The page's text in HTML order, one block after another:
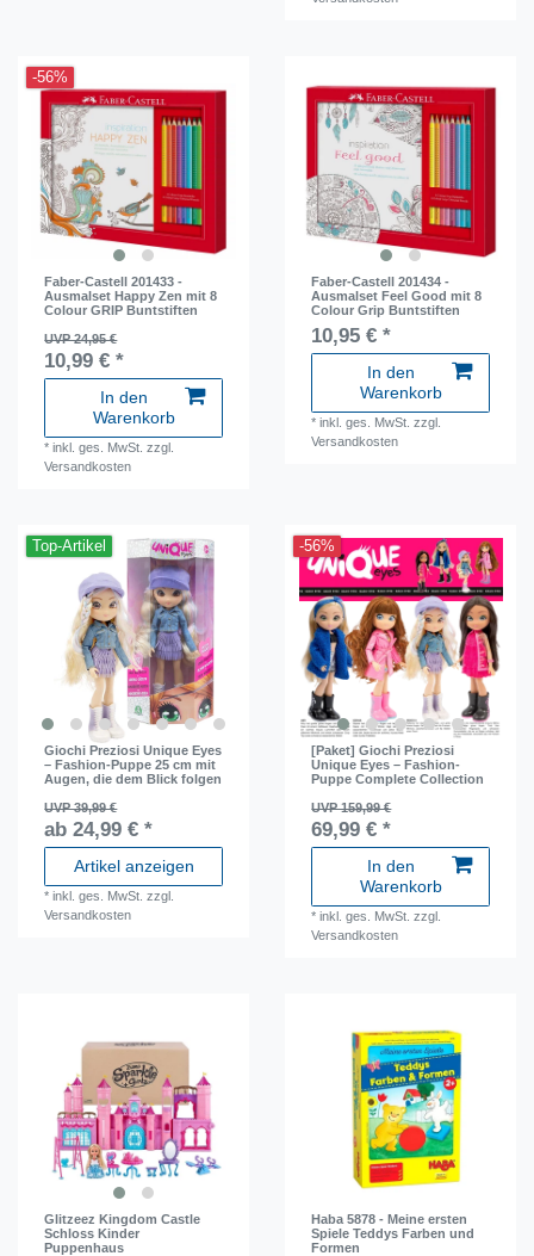
-56%
Faber-Castell 201433 -
Ausmalset Happy Zen mit 8
Colour GRIP Buntstiften
UVP 24,95 €
10,99 € *
In den
Warenkorb
*inkl. ges. MwSt. zzgl.
Versandkosten
Faber-Castell 201434 -
Ausmalset Feel Good mit 8
Colour Grip Buntstiften
10,95 € *
In den
Warenkorb
*inkl. ges. MwSt. zzgl.
Versandkosten
Top-Artikel
Giochi Preziosi Unique Eyes
– Fashion-Puppe 25 cm mit
Augen, die dem Blick folgen
UVP 39,99 €
ab 24,99 € *
Artikel anzeigen
*inkl. ges. MwSt. zzgl.
Versandkosten
-56%
[Paket] Giochi Preziosi
Unique Eyes – Fashion-
Puppe Complete Collection
UVP 159,99 €
69,99 € *
In den
Warenkorb
*inkl. ges. MwSt. zzgl.
Versandkosten
Glitzeez Kingdom Castle
Schloss Kinder
Puppenhaus
Haba 5878 - Meine ersten
Spiele Teddys Farben und
Formen